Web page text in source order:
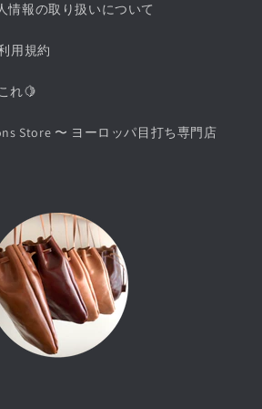
情報の取り扱いについて
用規約
れ🍋
Store 〜 ヨーロッパ目打ち専門店